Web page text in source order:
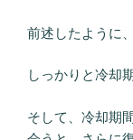
前述したように、
しっかりと冷却
そして、冷却期